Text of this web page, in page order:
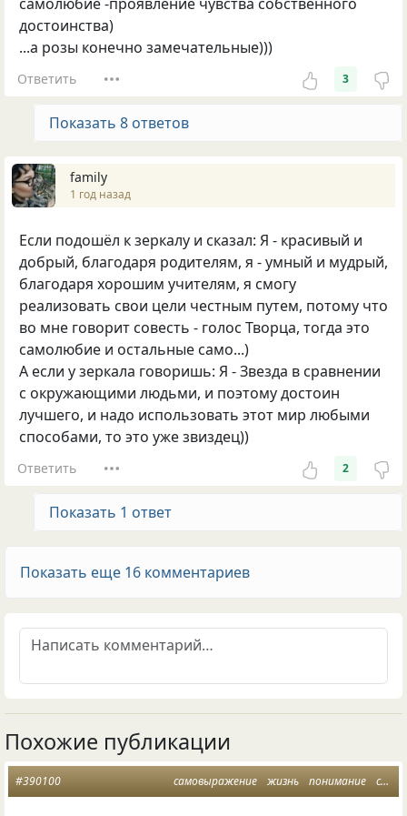
достоинства)
...а розы конечно замечательные)))
Ответить 3
Показать 8 ответов
family
1 год назад
Если подошёл к зеркалу и сказал: Я - красивый и
добрый, благодаря родителям, я - умный и мудрый,
благодаря хорошим учителям, я смогу
реализовать свои цели честным путем, потому что
во мне говорит совесть - голос Творца, тогда это
самолюбие и остальные само...)
А если у зеркала говоришь: Я - Звезда в сравнении
с окружающими людьми, и поэтому достоин
лучшего, и надо использовать этот мир любыми
способами, то это уже звиздец))
Ответить 2
Показать 1 ответ
Показать еще 16 комментариев
Похожие публикации
самовыражение жизнь понимание самолюбие
#390100